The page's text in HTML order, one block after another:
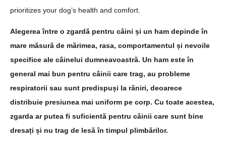
prioritizes your dog’s health and comfort.
Alegerea între o zgardă pentru câini și un ham depinde în
mare măsură de mărimea, rasa, comportamentul și nevoile
specifice ale câinelui dumneavoastră. Un ham este în
general mai bun pentru câinii care trag, au probleme
respiratorii sau sunt predispuși la răniri, deoarece
distribuie presiunea mai uniform pe corp. Cu toate acestea,
zgarda ar putea fi suficientă pentru câinii care sunt bine
dresați și nu trag de lesă în timpul plimbărilor.